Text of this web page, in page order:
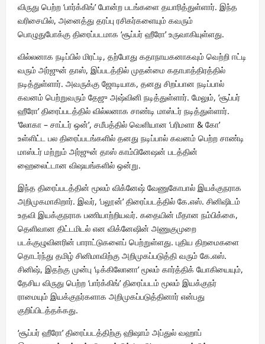
விருது பெற்ற ‘பார்க்கிங்’ போன்ற படங்களை தயாரித்துள்ளார். இந்த
வரிசையில், அனைத்து தரப்பு ரசிகர்களையும் கவரும்
பொழுதுபோக்கு திரைப்படமாக ‘சூப்பர் ஹீரோ’ உருவாகியுள்ளது.
வில்லனாக நடிப்பில் மிரட்டி, தற்போது கதாநாயகனாகவும் வெற்றி ஈட்டி
வரும் அர்ஜுன் தாஸ், இப்படத்தில் முதன்மை கதாபாத்திரத்தில்
நடித்துள்ளார். அவருக்கு ஜோடியாக, தனது சிறப்பான நடிப்பால்
கவனம் பெற்றுவரும் தேஜு அஷ்வினி நடித்துள்ளார். மேலும், ’சூப்பர்
ஹீரோ’ திரைப்படத்தில் வில்லனாக சாண்டி மாஸ்டர் நடித்துள்ளார்.
‘லோகா – சாப்டர் ஒன்’, சமீபத்தில் வெளியான ‘பரிமளா & கோ’
உள்ளிட்ட பல திரைப்படங்களில் தனது நடிப்பால் கவனம் பெற்ற சாண்டி
மாஸ்டர் மற்றும் அர்ஜுன் தாஸ் காம்பினேஷன் படத்தின்
ஹைலைட்டான விஷயங்களில் ஒன்று.
இந்த திரைப்படத்தின் மூலம் விக்னேஷ் வேணுகோபால் இயக்குநராக
அறிமுகமாகிறார். இவர், ‘பலூன்’ திரைப்படத்தில் கே.எஸ். சினிஷிடம்
உதவி இயக்குநராக பணியாற்றியவர். கதையின் மீதான நம்பிக்கை,
தெளிவான திட்டமிடல் என விக்னேஷின் அணுகுமுறை
படக்குழுவினரின் பாராட்டுகளைப் பெற்றுள்ளது. புதிய திறமைகளை
தொடர்ந்து தமிழ் சினிமாவிற்கு அறிமுகப்படுத்தி வரும் கே.எஸ்.
சினிஷ், இதற்கு முன்பு ‘டிக்கிலோனா’ மூலம் கார்த்திக் யோகியையும்,
தேசிய விருது பெற்ற ‘பார்க்கிங்’ திரைப்படம் மூலம் இயக்குநர்
ராமையும் இயக்குநர்களாக அறிமுகப்படுத்தினார் என்பது
குறிப்பிடத்தக்கது.
‘சூப்பர் ஹீரோ’ திரைப்படத்திற்கு ஹிஷாம் அப்துல் வஹாப்